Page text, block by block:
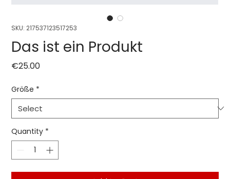
SKU: 217537123517253
Das ist ein Produkt
€25.00Price
Größe *
Quantity *